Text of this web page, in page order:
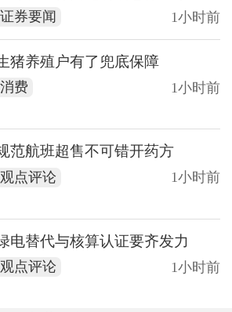
证券要闻 1小时前
猪养殖户有了兜底保障
消费 1小时前
范航班超售不可错开药方
观点评论 1小时前
电替代与核算认证要齐发力
观点评论 1小时前